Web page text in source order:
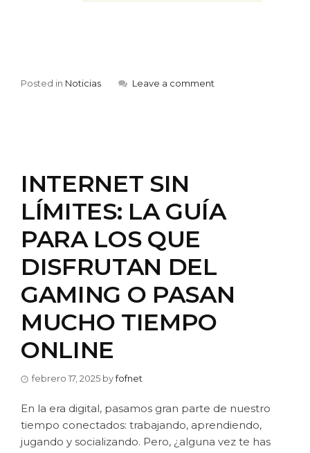
Posted in Noticias Leave a comment
INTERNET SIN
LÍMITES: LA GUÍA
PARA LOS QUE
DISFRUTAN DEL
GAMING O PASAN
MUCHO TIEMPO
ONLINE
febrero 17, 2025 byfofnet
En la era digital, pasamos gran parte de nuestro
tiempo conectados: trabajando, aprendiendo,
jugando y socializando. Pero, ¿alguna vez te has